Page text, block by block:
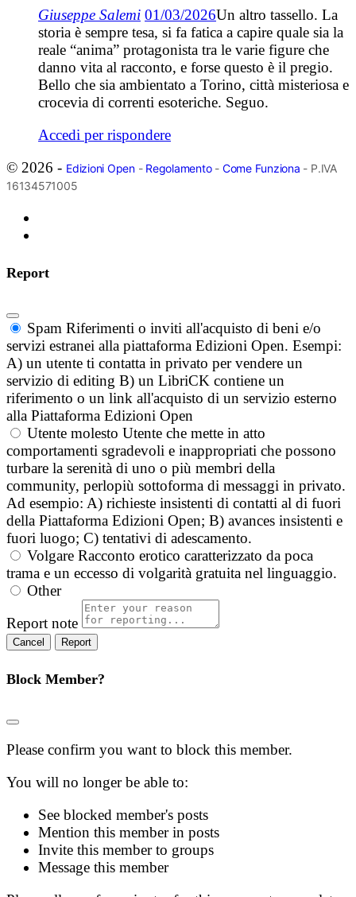
Giuseppe Salemi 01/03/2026Un altro tassello. La
storia è sempre tesa, si fa fatica a capire quale sia la
reale “anima” protagonista tra le varie figure che
danno vita al racconto, e forse questo è il pregio.
Bello che sia ambientato a Torino, città misteriosa e
crocevia di correnti esoteriche. Seguo.
Accedi per rispondere
© 2026 - Edizioni Open- Regolamento- Come Funziona - P.IVA
16134571005
Report
Spam Riferimenti o inviti all'acquisto di beni e/o
servizi estranei alla piattaforma Edizioni Open. Esempi:
A) un utente ti contatta in privato per vendere un
servizio di editing B) un LibriCK contiene un
riferimento o un link all'acquisto di un servizio esterno
alla Piattaforma Edizioni Open
Utente molesto Utente che mette in atto
comportamenti sgradevoli e inappropriati che possono
turbare la serenità di uno o più membri della
community, perlopiù sottoforma di messaggi in privato.
Ad esempio: A) richieste insistenti di contatti al di fuori
della Piattaforma Edizioni Open; B) avances insistenti e
fuori luogo; C) tentativi di adescamento.
Volgare Racconto erotico caratterizzato da poca
trama e un eccesso di volgarità gratuita nel linguaggio.
Other
Report note
Report
Block Member?
Please confirm you want to block this member.
You will no longer be able to:
See blocked member's posts
Mention this member in posts
Invite this member to groups
Message this member